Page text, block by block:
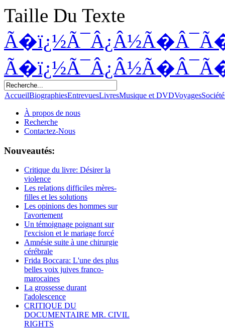
Taille Du Texte
AccueilBiographiesEntrevuesLivresMusique et DVDVoyagesSociété
À propos de nous
Recherche
Contactez-Nous
Nouveautés:
Critique du livre: Désirer la
violence
Les relations difficiles mères-
filles et les solutions
Les opinions des hommes sur
l'avortement
Un témoignage poignant sur
l'excision et le mariage forcé
Amnésie suite à une chirurgie
cérébrale
Frida Boccara: L'une des plus
belles voix juives franco-
marocaines
La grossesse durant
l'adolescence
CRITIQUE DU
DOCUMENTAIRE MR. CIVIL
RIGHTS